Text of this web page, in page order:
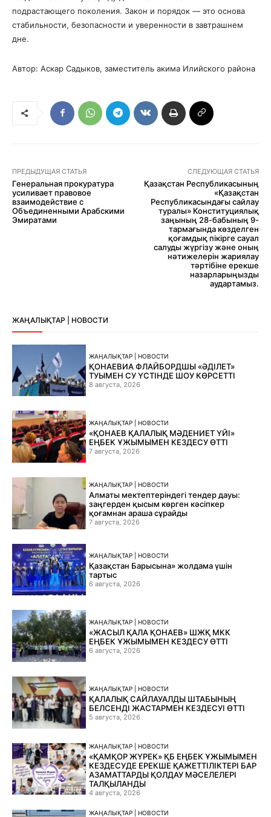
подрастающего поколения. Закон и порядок — это основа
стабильности, безопасности и уверенности в завтрашнем
дне.
Автор: Аскар Садыков, заместитель акима Илийского района
ПРЕДЫДУЩАЯ СТАТЬЯ
Генеральная прокуратура
усиливает правовое
взаимодействие с
Объединенными Арабскими
Эмиратами
СЛЕДУЮЩАЯ СТАТЬЯ
Қазақстан Республикасының
«Қазақстан
Республикасындағы сайлау
туралы» Конституциялық
заңының 28-бабының 9-
тармағында көзделген
қоғамдық пікірге сауал
салуды жүргізу және оның
нәтижелерін жариялау
тәртібіне ерекше
назарларыңызды
аудартамыз.
ЖАҢАЛЫҚТАР | НОВОСТИ
ЖАҢАЛЫҚТАР | НОВОСТИ
ҚОНАЕВИА ФЛАЙБОРДШЫ «ӘДІЛЕТ»
ТУЫМЕН СУ ҮСТІНДЕ ШОУ КӨРСЕТТІ
8 августа, 2026
ЖАҢАЛЫҚТАР | НОВОСТИ
«ҚОНАЕВ ҚАЛАЛЫҚ МӘДЕНИЕТ ҮЙІ»
ЕҢБЕК ҰЖЫМЫМЕН КЕЗДЕСУ ӨТТІ
7 августа, 2026
ЖАҢАЛЫҚТАР | НОВОСТИ
Алматы мектептеріндегі тендер дауы:
заңгерден қысым көрген кәсіпкер
қоғамнан араша сұрайды
7 августа, 2026
ЖАҢАЛЫҚТАР | НОВОСТИ
Қазақстан Барысына» жолдама үшін
тартыс
6 августа, 2026
ЖАҢАЛЫҚТАР | НОВОСТИ
«ЖАСЫЛ ҚАЛА ҚОНАЕВ» ШЖҚ МКК
ЕҢБЕК ҰЖЫМЫМЕН КЕЗДЕСУ ӨТТІ
6 августа, 2026
ЖАҢАЛЫҚТАР | НОВОСТИ
ҚАЛАЛЫҚ САЙЛАУАЛДЫ ШТАБЫНЫҢ
БЕЛСЕНДІ ЖАСТАРМЕН КЕЗДЕСУІ ӨТТІ
5 августа, 2026
ЖАҢАЛЫҚТАР | НОВОСТИ
«ҚАМҚОР ЖҮРЕК» ҚБ ЕҢБЕК ҰЖЫМЫМЕН
КЕЗДЕСУДЕ ЕРЕКШЕ ҚАЖЕТТІЛІКТЕРІ БАР
АЗАМАТТАРДЫ ҚОЛДАУ МӘСЕЛЕЛЕРІ
ТАЛҚЫЛАНДЫ
4 августа, 2026
ЖАҢАЛЫҚТАР | НОВОСТИ